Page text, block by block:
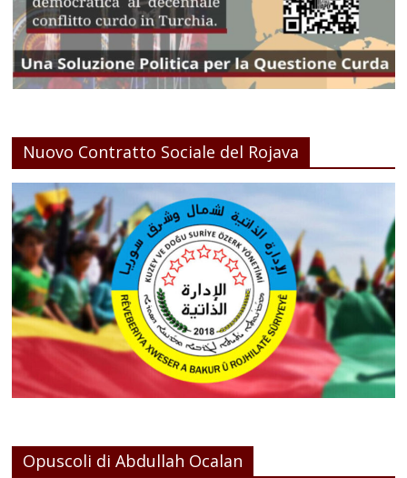
Nuovo Contratto Sociale del Rojava
Opuscoli di Abdullah Ocalan